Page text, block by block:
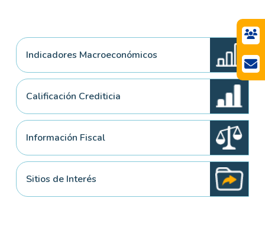
Indicadores Macroeconómicos
Calificación Crediticia
Información Fiscal
Sitios de Interés